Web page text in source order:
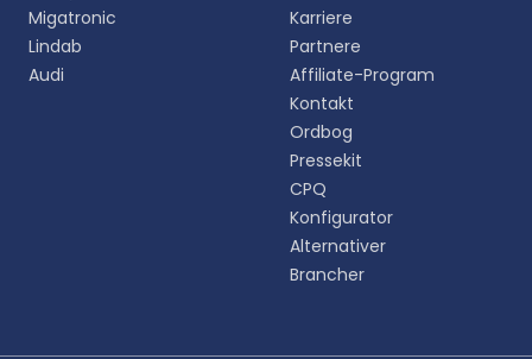
Svenska
Migatronic
Lindab
Audi
Karriere
Partnere
Affiliate-Program
Kontakt
Ordbog
Pressekit
CPQ
Konfigurator
Alternativer
Brancher